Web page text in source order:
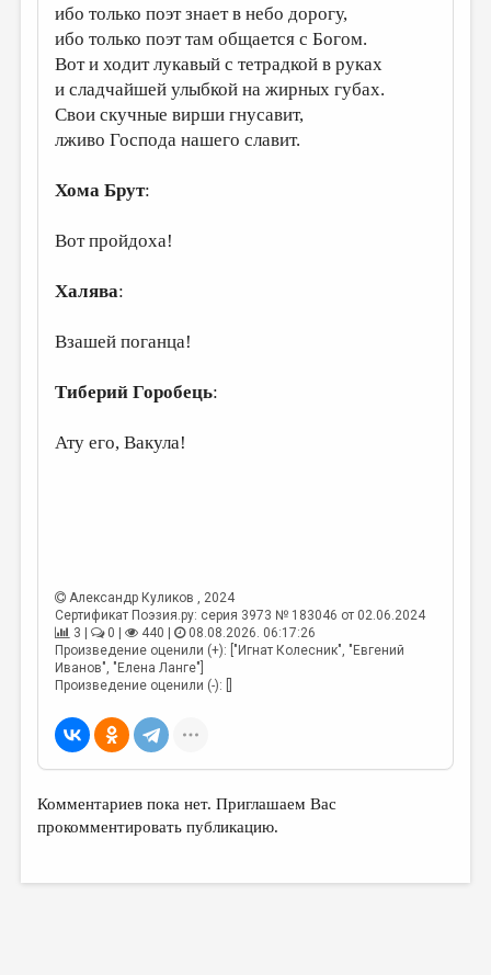
ибо только поэт знает в небо дорогу,
ибо только поэт там общается с Богом.
Вот и ходит лукавый с тетрадкой в руках
и сладчайшей улыбкой на жирных губах.
Свои скучные вирши гнусавит,
лживо Господа нашего славит.
Хома Брут:
Вот пройдоха!
Халява:
Взашей поганца!
Тиберий Горобець:
Ату его, Вакула!
Александр Куликов , 2024
Сертификат Поэзия.ру: серия 3973 № 183046 от 02.06.2024
3 |
0 | 440 |
08.08.2026. 06:17:26
Произведение оценили (+): ["Игнат Колесник", "Евгений
Иванов", "Елена Ланге"]
Произведение оценили (-): []
Комментариев пока нет. Приглашаем Вас
прокомментировать публикацию.